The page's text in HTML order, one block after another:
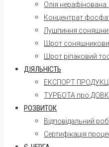
Олія
Концентрат
Лушпиння
Шрот
Шрот ріпаковий
ДІЯЛЬНІСТЬ
ЕКСПОРТ ПРОДУКЦІЇ
ТУРБОТА про
РОЗВИТОК
Відповідальний
Сертифікація